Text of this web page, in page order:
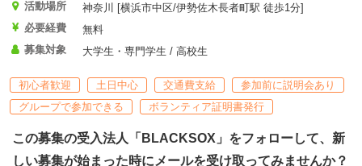
活動場所
神奈川 [横浜市中区/伊勢佐木長者町駅 徒歩1分]
必要経費
無料
募集対象
大学生・専門学生 / 高校生
初心者歓迎 土日中心 交通費支給
参加前に説明会あり
グループで参加できる
ボランティア証明書発行
この募集の受入法人「BLACKSOX」をフォローして、新
しい募集が始まった時にメールを受け取ってみませんか？